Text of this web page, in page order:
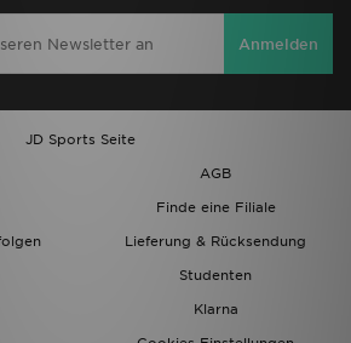
Anmelden
JD Sports Seite
AGB
Finde eine Filiale
Lieferung & Rücksendung
Studenten
Klarna